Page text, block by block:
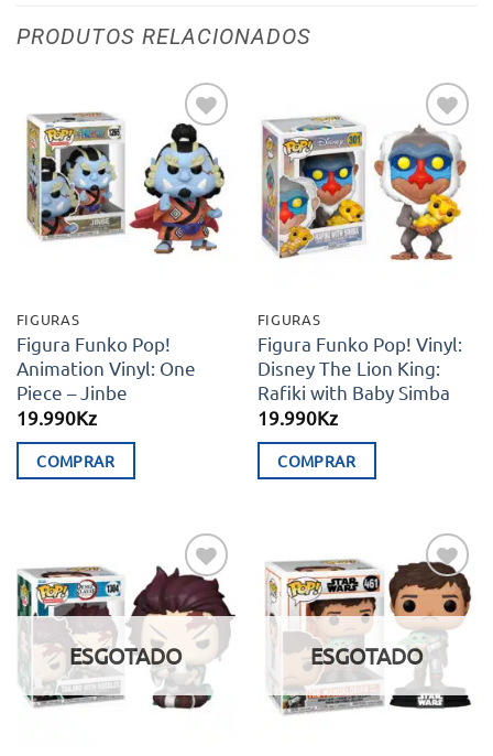
PRODUTOS RELACIONADOS
Adicionar
aos meus
desejos
FIGURAS
Figura Funko Pop!
Animation Vinyl: One
Piece – Jinbe
19.990Kz
COMPRAR
Adicionar
aos meus
desejos
FIGURAS
Figura Funko Pop! Vinyl:
Disney The Lion King:
Rafiki with Baby Simba
19.990Kz
COMPRAR
Adicionar
aos meus
desejos
ESGOTADO
Adicionar
aos meus
desejos
ESGOTADO